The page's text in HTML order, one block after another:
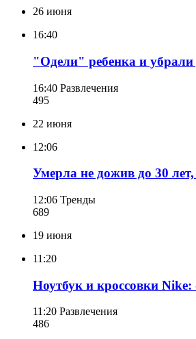
26 июня
16:40
"Одели" ребенка и убрали
16:40 Развлечения
495
22 июня
12:06
Умерла не дожив до 30 лет,
12:06 Тренды
689
19 июня
11:20
Ноутбук и кроссовки
11:20 Развлечения
486